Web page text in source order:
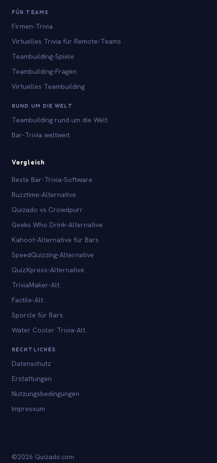
FÜR TEAMS
Firmen-Trivia
Virtuelles Trivia für Remote-Teams
Teambuilding-Spiele
Teambuilding-Fragen
Virtuelles Teambuilding
RUND UM DIE WELT
Teambuilding rund um die Welt
Bar-Trivia weltweit
Vergleich
Beste Bar-Trivia-Software
Buzztime-Alternative
Quizado vs Crowdpurr
Geeks Who Drink-Alternative
Kahoot-Alternative für Bars
SpeedQuizzing-Alternative
QuizXpress-Alternative
TriviaMaker-Alt.
Factile-Alt.
Sporcle für Bars
Water Cooler Trivia-Alt.
RECHTLICHES
Datenschutz
Erstattungen
Nutzungsbedingungen
Impressum
©2026 Quizado.com